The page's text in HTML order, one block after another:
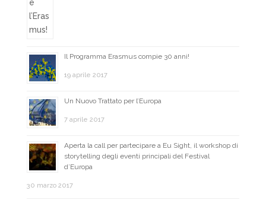
Il Programma Erasmus compie 30 anni!
19 aprile 2017
Un Nuovo Trattato per l’Europa
7 aprile 2017
Aperta la call per partecipare a Eu Sight, il workshop di
storytelling degli eventi principali del Festival
d’Europa
30 marzo 2017